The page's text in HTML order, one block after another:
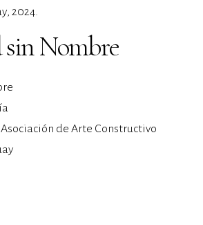
2024.
Nombre
de Arte Constructivo